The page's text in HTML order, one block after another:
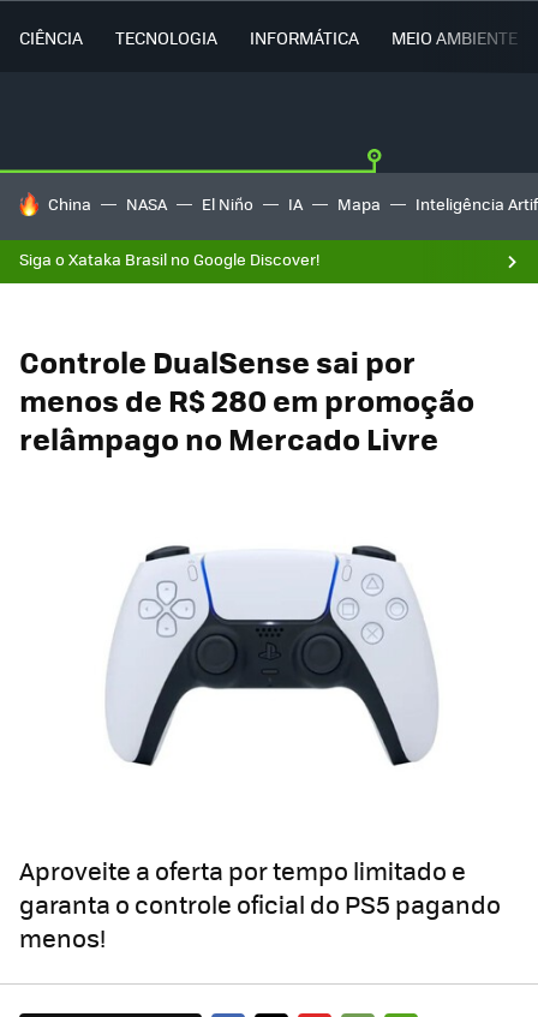
CIÊNCIA TECNOLOGIA INFORMÁTICA MEIO AMBIENTE
TENDÊNCIAS DO DIA
China NASA El Niño IA Mapa Inteligência
Siga o Xataka Brasil no Google Discover!
Controle DualSense sai por
menos de R$ 280 em promoção
relâmpago no Mercado Livre
Aproveite a oferta por tempo limitado e
garanta o controle oficial do PS5 pagando
menos!